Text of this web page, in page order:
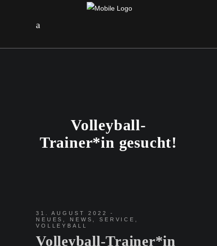
Volleyball-
Trainer*in gesucht!
31. AUGUST 2022
NEUES
NEWS ,SERVICE
VOLLEYBALL
Volleyball-Trainer*in